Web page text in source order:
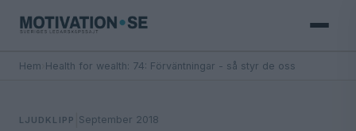
Hem Health for wealth: 74: Förväntningar - så styr de oss
LJUDKLIPP September 2018